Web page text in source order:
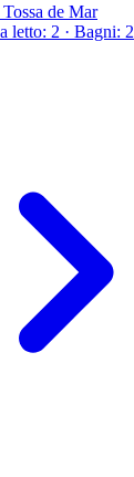
de Mar
letto: 2 · Bagni: 2